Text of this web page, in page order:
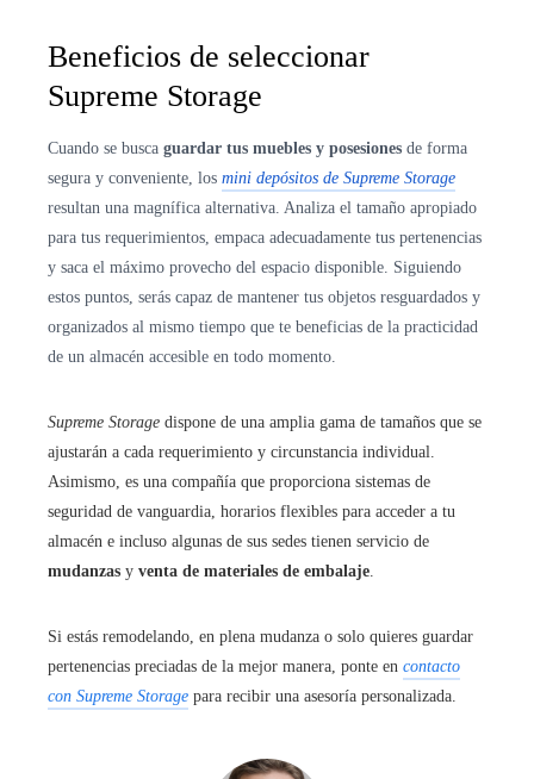
Beneficios de seleccionar
Supreme Storage
Cuando se busca guardar tus muebles y posesiones de forma
segura y conveniente, los mini depósitos de Supreme Storage
resultan una magnífica alternativa. Analiza el tamaño apropiado
para tus requerimientos, empaca adecuadamente tus pertenencias
y saca el máximo provecho del espacio disponible. Siguiendo
estos puntos, serás capaz de mantener tus objetos resguardados y
organizados al mismo tiempo que te beneficias de la practicidad
de un almacén accesible en todo momento.
Supreme Storage dispone de una amplia gama de tamaños que se
ajustarán a cada requerimiento y circunstancia individual.
Asimismo, es una compañía que proporciona sistemas de
seguridad de vanguardia, horarios flexibles para acceder a tu
almacén e incluso algunas de sus sedes tienen servicio de
mudanzas y venta de materiales de embalaje.
Si estás remodelando, en plena mudanza o solo quieres guardar
pertenencias preciadas de la mejor manera, ponte en contacto
con Supreme Storage para recibir una asesoría personalizada.